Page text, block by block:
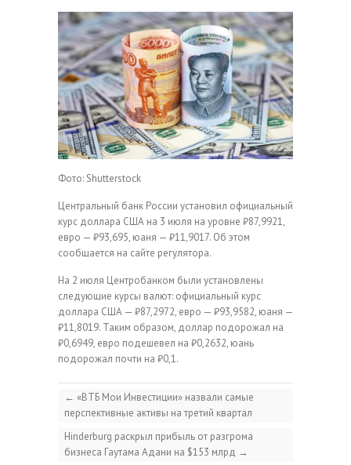
Фото: Shutterstock
Центральный банк России установил официальный
курс доллара США на 3 июля на уровне ₽87,9921,
евро — ₽93,695, юаня — ₽11,9017. Об этом
сообщается на сайте регулятора.
На 2 июля Центробанком были установлены
следующие курсы валют: официальный курс
доллара США — ₽87,2972, евро — ₽93,9582, юаня —
₽11,8019. Таким образом, доллар подорожал на
₽0,6949, евро подешевел на ₽0,2632, юань
подорожал почти на ₽0,1.
← «ВТБ Мои Инвестиции» назвали самые
перспективные активы на третий квартал
Hinderburg раскрыл прибыль от разгрома
бизнеса Гаутама Адани на $153 млрд →